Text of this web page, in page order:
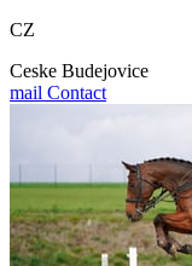
CZ
Ceske Budejovice
mail Contact